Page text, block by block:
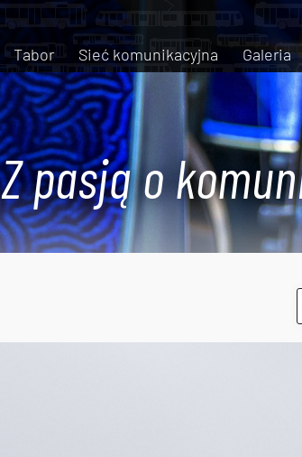
Tabor Sieć komunikacyjna Galeria
Z pasją o